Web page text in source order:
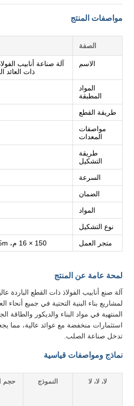
مواصفات المنتج
الصفة
الاسم
آلة صناعة أنابيب
ذات العائد
المواد
المطبقة
طريقة القطع
مواصفات
المعدات
طريقة
التشكيل
السرعة
الضمان
المواد
نوع التشكيل
متجر العمل 150 × 16 م، H>5m (الرافعة إلى الأرض)
لمحة عامة عن المنتج
آلة صنع أنابيب الفولاذ ذات القطع الباردة
لمشاريع بناء البنية التحتية في جميع أنحاء
المنتهية في مواد البناء والديكور والطاقة
استثمارات منخفضة مع عوائد عالية، مما
تدخل صناعة الصلب.
نماذج ومواصفات قياسية
لا، لا، لا النموذج حجم